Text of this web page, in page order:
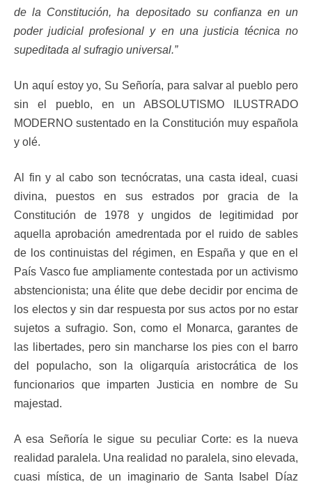
de la Constitución, ha depositado su confianza en un
poder judicial profesional y en una justicia técnica no
supeditada al sufragio universal.”
Un aquí estoy yo, Su Señoría, para salvar al pueblo pero
sin el pueblo, en un ABSOLUTISMO ILUSTRADO
MODERNO sustentado en la Constitución muy española
y olé.
Al fin y al cabo son tecnócratas, una casta ideal, cuasi
divina, puestos en sus estrados por gracia de la
Constitución de 1978 y ungidos de legitimidad por
aquella aprobación amedrentada por el ruido de sables
de los continuistas del régimen, en España y que en el
País Vasco fue ampliamente contestada por un activismo
abstencionista; una élite que debe decidir por encima de
los electos y sin dar respuesta por sus actos por no estar
sujetos a sufragio. Son, como el Monarca, garantes de
las libertades, pero sin mancharse los pies con el barro
del populacho, son la oligarquía aristocrática de los
funcionarios que imparten Justicia en nombre de Su
majestad.
A esa Señoría le sigue su peculiar Corte: es la nueva
realidad paralela. Una realidad no paralela, sino elevada,
cuasi mística, de un imaginario de Santa Isabel Díaz